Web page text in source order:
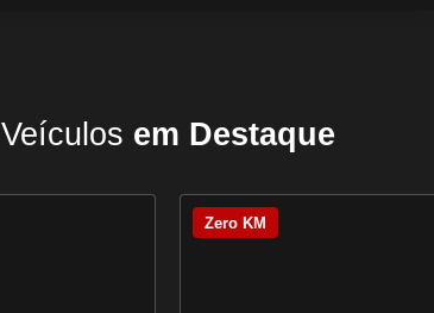
Veículos em Destaque
Zero KM